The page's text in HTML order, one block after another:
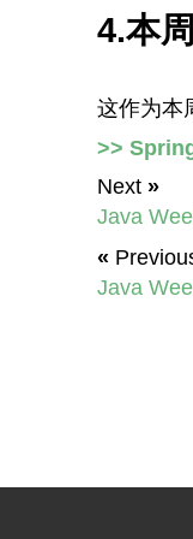
4.本
这作为本
>>
Next »
Java
«
Java